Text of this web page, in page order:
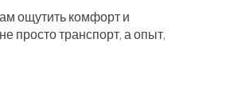
ощутить комфорт и
просто транспорт, а опыт,